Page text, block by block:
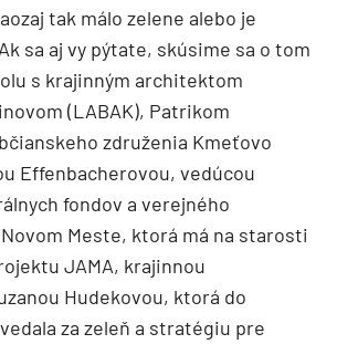
tak málo zelene alebo je
sa aj vy pýtate, skúsime sa o tom
s krajinným architektom
(LABAK), Patrikom
združenia Kmeťovo
Effenbacherovou, vedúcou
fondov a verejného
Meste, ktorá má na starosti
JAMA, krajinnou
Hudekovou, ktorá do
za zeleň a stratégiu pre